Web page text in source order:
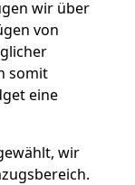
wir über
von
somit
eine
wir